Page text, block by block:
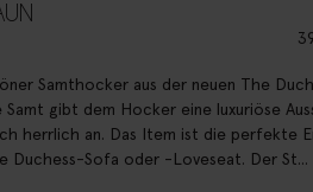
Samthocker aus der neuen The
Samt gibt dem Hocker eine luxuriöse
herrlich an. Das Item ist die perfekte
Duchess-Sofa oder -Loveseat. Der St...